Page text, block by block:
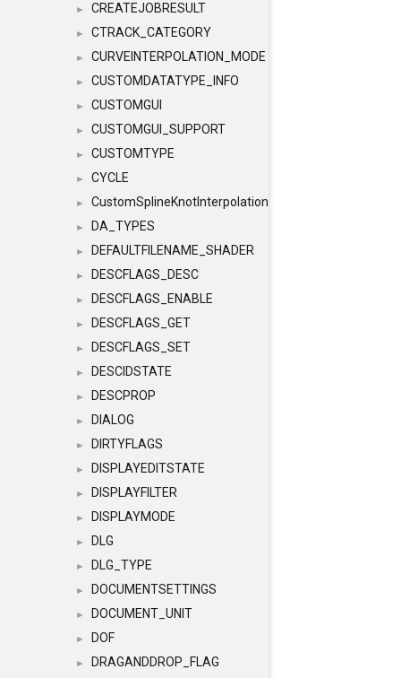
► CREATEJOBRESULT
► CTRACK_CATEGORY
► CURVEINTERPOLATION_MODE
► CUSTOMDATATYPE_INFO
► CUSTOMGUI
► CUSTOMGUI_SUPPORT
► CUSTOMTYPE
► CYCLE
► CustomSplineKnotInterpolation
► DA_TYPES
► DEFAULTFILENAME_SHADER
► DESCFLAGS_DESC
► DESCFLAGS_ENABLE
► DESCFLAGS_GET
► DESCFLAGS_SET
► DESCIDSTATE
► DESCPROP
► DIALOG
► DIRTYFLAGS
► DISPLAYEDITSTATE
► DISPLAYFILTER
► DISPLAYMODE
► DLG
► DLG_TYPE
► DOCUMENTSETTINGS
► DOCUMENT_UNIT
► DOF
► DRAGANDDROP_FLAG